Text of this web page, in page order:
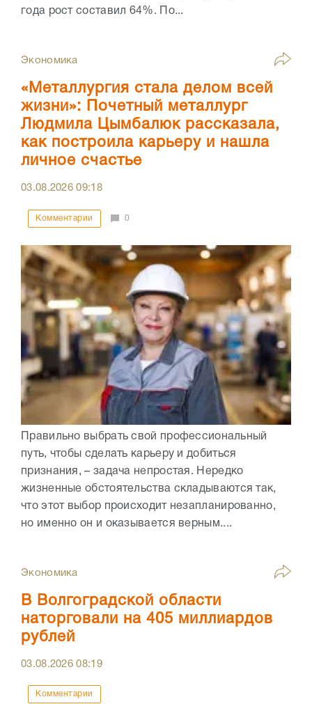
года рост составил 64%. По...
Экономика
«Металлургия стала делом всей
жизни»: Почетный металлург
Людмила Цымбалюк рассказала,
как построила карьеру и нашла
личное счастье
03.08.202609:18
Комментарии 0
Правильно выбрать свой профессиональный
путь, чтобы сделать карьеру и добиться
признания, – задача непростая. Нередко
жизненные обстоятельства складываются так,
что этот выбор происходит незапланированно,
но именно он и оказывается верным....
Экономика
В Волгоградской области
наторговали на 405 миллиардов
рублей
03.08.202608:19
Комментарии